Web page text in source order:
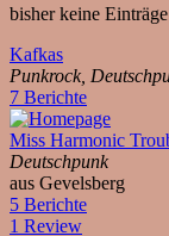
bisher keine Einträge
Kafkas
Punkrock,
7 Berichte
Miss Harmonic
Deutschpunk
aus Gevelsberg
5 Berichte
1 Review